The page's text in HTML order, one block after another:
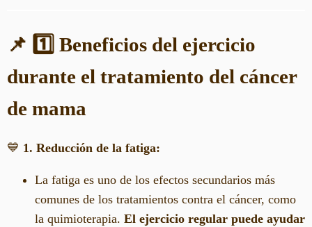
📌 1️⃣ Beneficios del ejercicio
durante el tratamiento del cáncer
de mama
💙 1. Reducción de la fatiga:
La fatiga es uno de los efectos secundarios más
comunes de los tratamientos contra el cáncer, como
la quimioterapia. El ejercicio regular puede ayudar